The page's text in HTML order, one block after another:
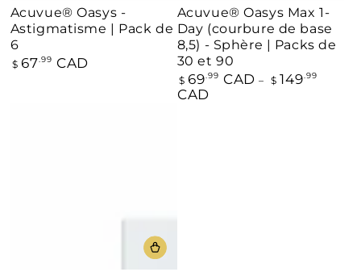
Acuvue® Oasys -
Astigmatisme | Pack de
6
Prix
$ 67.99 CAD
Acuvue® Oasys Max 1-
Day (courbure de base
8,5) - Sphère | Packs de
30 et 90
Prix
normal
$ 69.99 CAD $ 149.99
CAD